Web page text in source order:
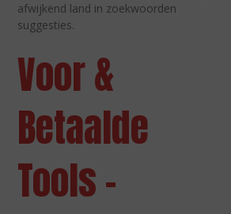
afwijkend land in zoekwoorden
suggesties.
Voor &
Betaalde
Tools –